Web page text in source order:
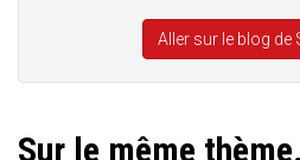
Aller sur le blog
Sur le même